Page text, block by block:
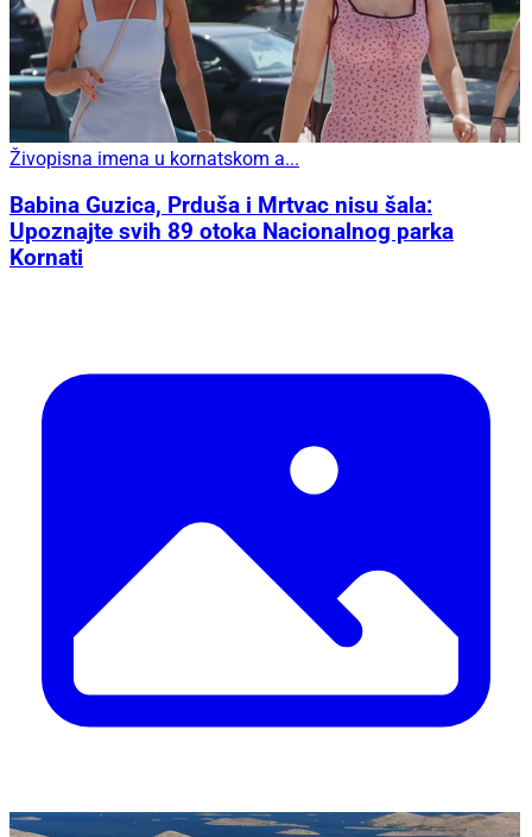
Živopisna imena u kornatskom a...
Babina Guzica, Prduša i Mrtvac nisu šala:
Upoznajte svih 89 otoka Nacionalnog parka
Kornati